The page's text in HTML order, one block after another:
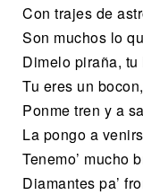
Con trajes de
Son muchos lo
Dimelo piraña,
Tu eres un
Ponme tren y a
La pongo a
Tenemo’ mucho
Diamantes pa’